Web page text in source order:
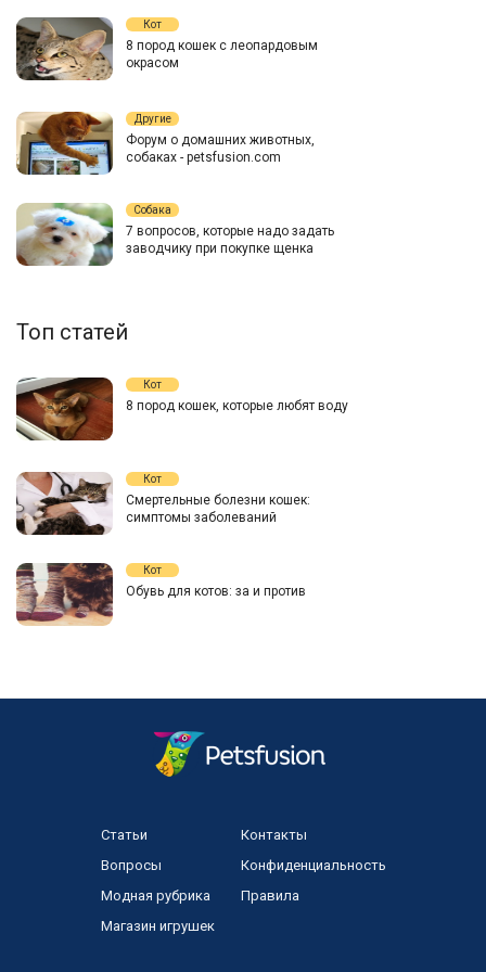
Кот
8 пород кошек с леопардовым
окрасом
Другие
Форум о домашних животных,
собаках - petsfusion.com
Собака
7 вопросов, которые надо задать
заводчику при покупке щенка
Топ статей
Кот
8 пород кошек, которые любят воду
Кот
Смертельные болезни кошек:
симптомы заболеваний
Кот
Обувь для котов: за и против
Статьи
Вопросы
Модная рубрика
Магазин игрушек
Контакты
Конфиденциальность
Правила